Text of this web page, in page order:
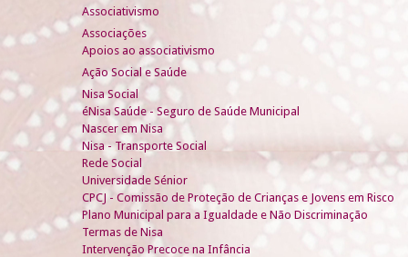
Associativismo
Associações
Apoios ao associativismo
Ação Social e Saúde
Nisa Social
éNisa Saúde - Seguro de Saúde Municipal
Nascer em Nisa
Nisa - Transporte Social
Rede Social
Universidade Sénior
CPCJ - Comissão de Proteção de Crianças e Jovens em Risco
Plano Municipal para a Igualdade e Não Discriminação
Termas de Nisa
Intervenção Precoce na Infância